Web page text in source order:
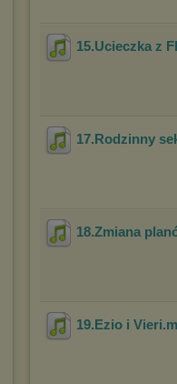
15.Ucieczka z
17.Rodzinny
18.Zmiana
19.Ezio i Vieri